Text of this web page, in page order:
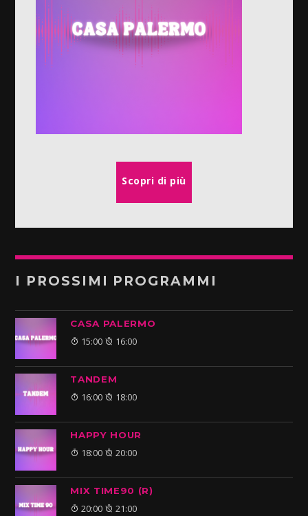
Scopri di più
I PROSSIMI PROGRAMMI
CASA PALERMO
15:00 16:00
TANDEM
16:00 18:00
HAPPY HOUR
18:00 20:00
MIX TIME90 (R)
20:00 21:00